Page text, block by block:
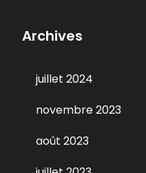
Archives
juillet 2024
novembre 2023
août 2023